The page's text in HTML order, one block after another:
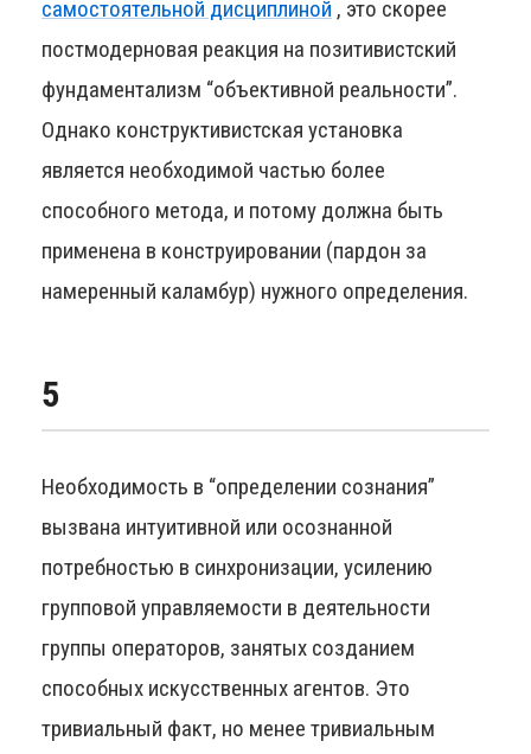
самостоятельной дисциплиной , это скорее
постмодерновая реакция на позитивистский
фундаментализм “объективной реальности”.
Однако конструктивистская установка
является необходимой частью более
способного метода, и потому должна быть
применена в конструировании (пардон за
намеренный каламбур) нужного определения.
5
Необходимость в “определении сознания”
вызвана интуитивной или осознанной
потребностью в синхронизации, усилению
групповой управляемости в деятельности
группы операторов, занятых созданием
способных искусственных агентов. Это
тривиальный факт, но менее тривиальным